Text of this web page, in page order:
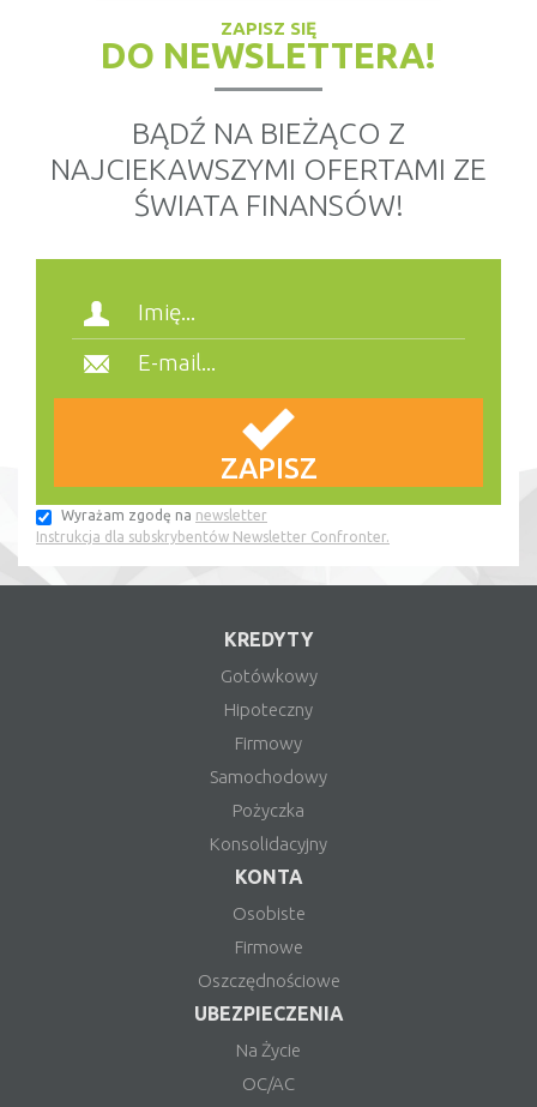
ZAPISZ SIĘ
DO NEWSLETTERA!
BĄDŹ NA BIEŻĄCO Z
NAJCIEKAWSZYMI OFERTAMI ZE
ŚWIATA FINANSÓW!
Wyrażam zgodę na newsletter
Instrukcja dla subskrybentów Newsletter Confronter.
KREDYTY
Gotówkowy
Hipoteczny
Firmowy
Samochodowy
Pożyczka
Konsolidacyjny
KONTA
Osobiste
Firmowe
Oszczędnościowe
UBEZPIECZENIA
Na Życie
OC/AC